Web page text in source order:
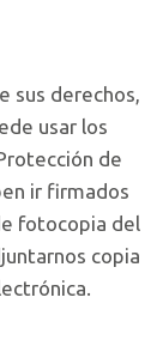
sus derechos,
usar los
de
ir firmados
fotocopia del
copia